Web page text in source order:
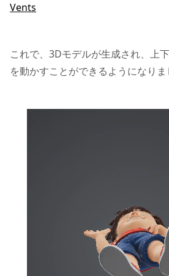
Vents
これで、3Dモデルが生成され、上
を動かすことができるようになりま